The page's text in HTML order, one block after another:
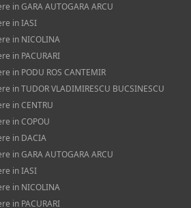
in GARA AUTOGARA ARCU
in IASI
in NICOLINA
in PACURARI
in PODU ROS CANTEMIR
in TUDOR VLADIMIRESCU BUCSINESCU
in CENTRU
in COPOU
in DACIA
in GARA AUTOGARA ARCU
in IASI
in NICOLINA
in PACURARI